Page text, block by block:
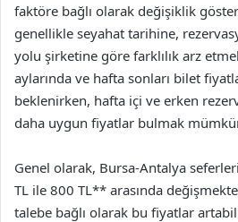
faktöre bağlı olarak değişiklik
genellikle seyahat tarihine,
yolu şirketine göre farklılık arz
aylarında ve hafta sonları bilet
beklenirken, hafta içi ve erken
daha uygun fiyatlar bulmak
Genel olarak, Bursa-Antalya
TL ile 800 TL** arasında
talebe bağlı olarak bu fiyatlar